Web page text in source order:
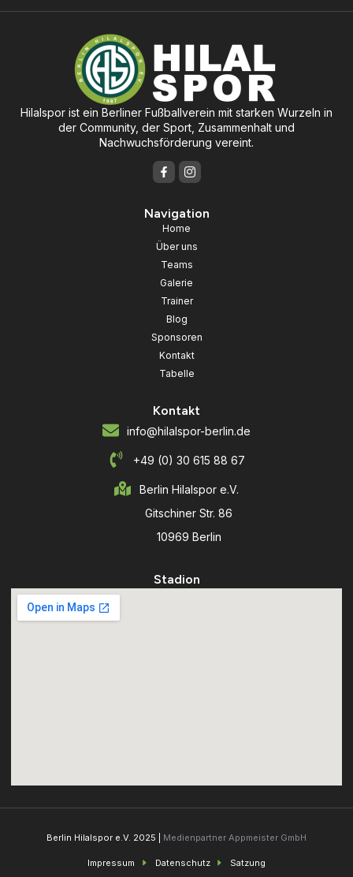
Hilalspor ist ein Berliner Fußballverein mit starken Wurzeln in
der Community, der Sport, Zusammenhalt und
Nachwuchsförderung vereint.
Navigation
Home
Über uns
Teams
Galerie
Trainer
Blog
Sponsoren
Kontakt
Tabelle
Kontakt
info@hilalspor-berlin.de
+49 (0) 30 615 88 67
Berlin Hilalspor e.V.
Gitschiner Str. 86
10969 Berlin
Stadion
Berlin Hilalspor e.V. 2025 | Medienpartner Appmeister GmbH
Impressum Datenschutz Satzung